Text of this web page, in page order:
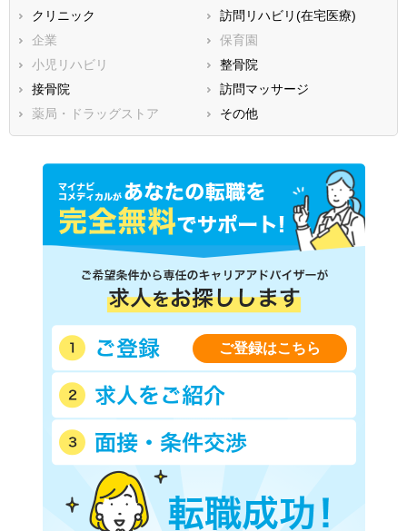
滋賀県
大阪府
兵庫県
鳥取県
広島県
徳島県
香川県
愛媛県
福岡県
佐賀県
長崎県
熊本県
大分県
宮崎県
鹿児島県
沖縄県
クリニック
訪問リハビリ(在宅医療)
企業
保育園
小児リハビリ
整骨院
接骨院
訪問マッサージ
薬局・ドラッグストア
その他
ご登録はこちら